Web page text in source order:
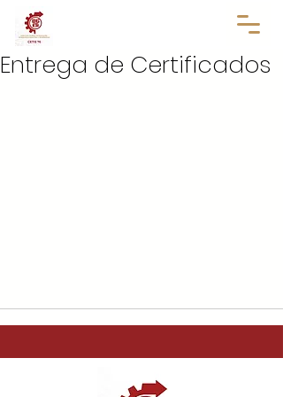
Entrega de Certificados